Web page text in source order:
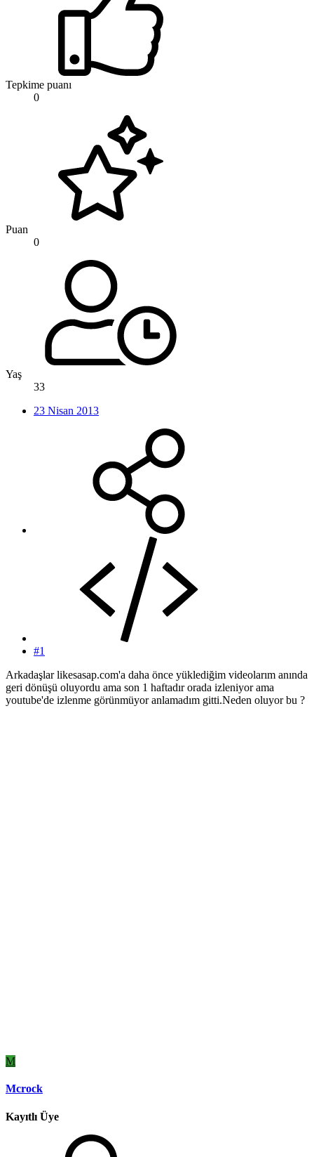
Tepkime puanı
0
Puan
0
Yaş
33
23 Nisan 2013
#1
Arkadaşlar likesasap.com'a daha önce yüklediğim videolarım anında
geri dönüşü oluyordu ama son 1 haftadır orada izleniyor ama
youtube'de izlenme görünmüyor anlamadım gitti.Neden oluyor bu ?
M
Mcrock
Kayıtlı Üye